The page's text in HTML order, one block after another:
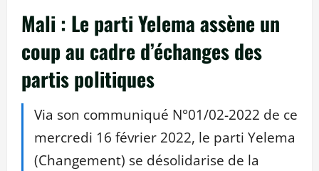
Mali : Le parti Yelema assène un
coup au cadre d’échanges des
partis politiques
Via son communiqué N°01/02-2022 de ce
mercredi 16 février 2022, le parti Yelema
(Changement) se désolidarise de la